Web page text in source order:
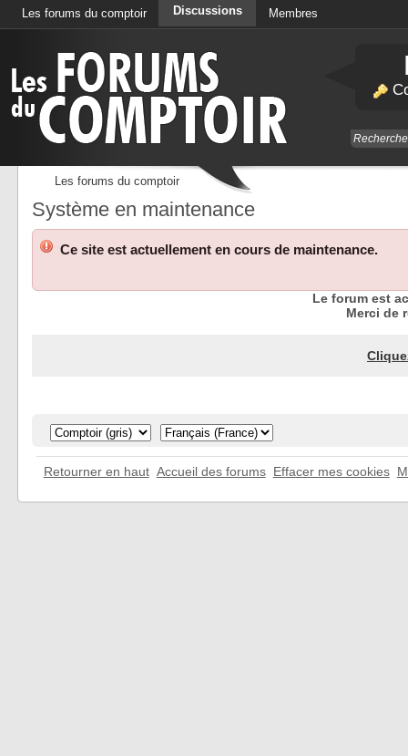
Les forums du comptoir Discussions Membres
Les forums du comptoir
Système en maintenance
Ce site est actuellement en cours de maintenance.
Le forum est
Merci de
Retourner en haut Accueil des forums Effacer mes cookies